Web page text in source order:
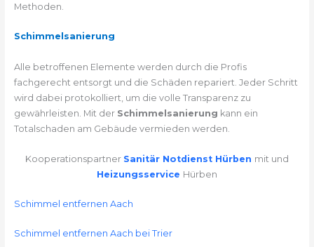
Methoden.
Schimmelsanierung
Alle betroffenen Elemente werden durch die Profis
fachgerecht entsorgt und die Schäden repariert. Jeder Schritt
wird dabei protokolliert, um die volle Transparenz zu
gewährleisten. Mit der Schimmelsanierung kann ein
Totalschaden am Gebäude vermieden werden.
Kooperationspartner Sanitär Notdienst Hürben mit und
Heizungsservice Hürben
Schimmel entfernen Aach
Schimmel entfernen Aach bei Trier